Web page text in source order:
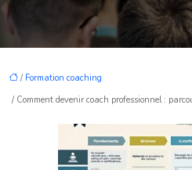
/ Formation coaching
/ Comment devenir coach professionnel :